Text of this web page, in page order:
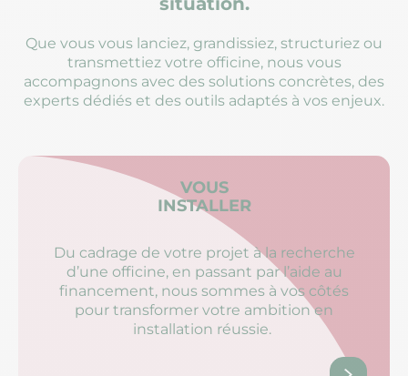
Que vous vous lanciez, grandissiez, structuriez ou
transmettiez votre officine, nous vous
accompagnons avec des solutions concrètes, des
experts dédiés et des outils adaptés à vos enjeux.
VOUS
INSTALLER
Du cadrage de votre projet à la recherche
d’une officine, en passant par l’aide au
financement, nous sommes à vos côtés
pour transformer votre ambition en
installation réussie. ​